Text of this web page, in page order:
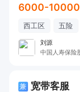
6000-10000
西工区 五险
刘源
兼 宽带客服